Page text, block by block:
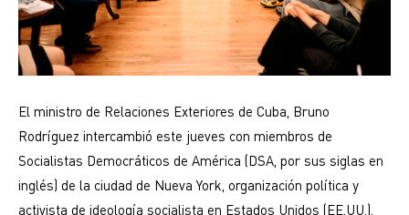
El ministro de Relaciones Exteriores de Cuba, Bruno
Rodríguez intercambió este jueves con miembros de
Socialistas Democráticos de América (DSA, por sus siglas en
inglés) de la ciudad de Nueva York, organización política y
activista de ideología socialista en Estados Unidos (EE.UU.).